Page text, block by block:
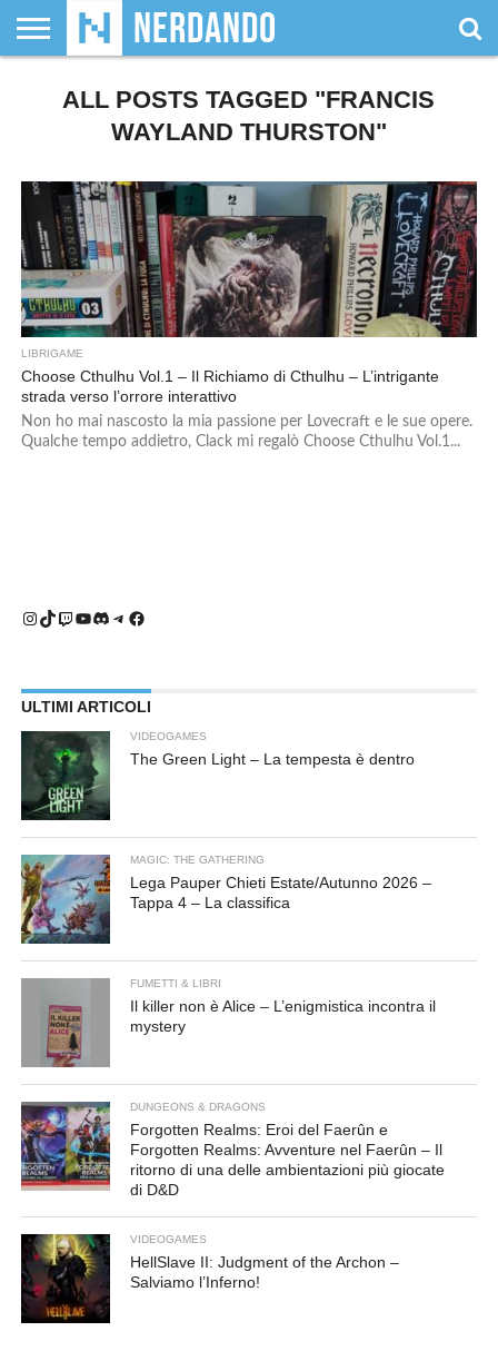
SIAMO
GIOCHI
DA
GIOCHI
VIDEOGAMES
FILM
FUMETTI
& LIBRI
MAGIC:
THE
GATHERING
DUNGEONS
DRAGONS
WRESTLING
NERDANDO
AWARDS
BOLLINI
ALL POSTS TAGGED "FRANCIS
WAYLAND THURSTON"
LIBRIGAME
Choose Cthulhu Vol.1 – Il Richiamo di Cthulhu – L’intrigante
strada verso l’orrore interattivo
Non ho mai nascosto la mia passione per Lovecraft e le sue opere.
Qualche tempo addietro, Clack mi regalò Choose Cthulhu Vol.1...
Instagram
TikTok
Twitch
YouTube
Discord
Telegram
Facebook
ULTIMI ARTICOLI
VIDEOGAMES
The Green Light – La tempesta è dentro
MAGIC: THE GATHERING
Lega Pauper Chieti Estate/Autunno 2026 –
Tappa 4 – La classifica
FUMETTI & LIBRI
Il killer non è Alice – L’enigmistica incontra il
mystery
DUNGEONS & DRAGONS
Forgotten Realms: Eroi del Faerûn e
Forgotten Realms: Avventure nel Faerûn – Il
ritorno di una delle ambientazioni più giocate
di D&D
VIDEOGAMES
HellSlave II: Judgment of the Archon –
Salviamo l’Inferno!